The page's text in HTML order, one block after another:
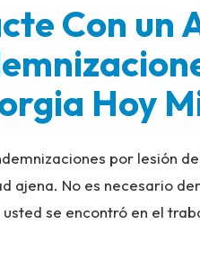
Con un
Hoy
por lesión
ajena. No es necesario
se encontró en el